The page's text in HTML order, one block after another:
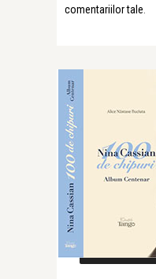
comentariilor tale.
CAUTĂ ÎN SITE